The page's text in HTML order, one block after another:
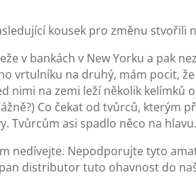
kousek pro změnu stvořili
v bankách v New Yorku a pak
vrtulníku na druhý, mám pocit,
na zemi leží několik kelímků
Co čekat od tvůrců, kterým
Tvůrcům asi spadlo něco na hlavu.
nedívejte. Nepodporujte tyto
distributor tuto ohavnost do